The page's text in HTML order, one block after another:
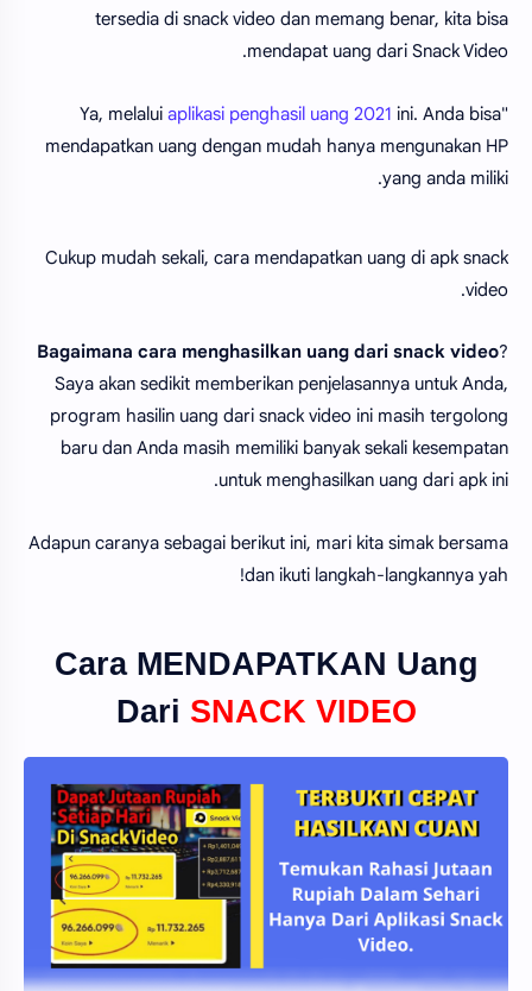
tersedia di snack video dan memang benar, kita bisa
mendapat uang dari Snack Video.
"Ya, melalui
aplikasi penghasil uang 2021 ini. Anda bisa
mendapatkan uang dengan mudah hanya mengunakan HP
yang anda miliki.
Cukup mudah sekali, cara mendapatkan uang di apk snack
video.
Bagaimana cara menghasilkan uang dari snack video?
Saya akan sedikit memberikan penjelasannya untuk Anda,
program hasilin uang dari snack video ini masih tergolong
baru dan Anda masih memiliki banyak sekali kesempatan
untuk menghasilkan uang dari apk ini.
Adapun caranya sebagai berikut ini, mari kita simak bersama
dan ikuti langkah-langkannya yah!
Cara MENDAPATKAN Uang
Dari SNACK VIDEO